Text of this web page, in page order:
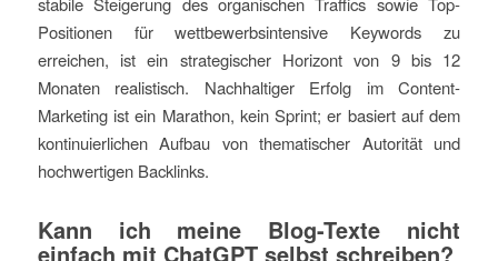
Positionen für wettbewerbsintensive Keywords zu
erreichen, ist ein strategischer Horizont von 9 bis 12
Monaten realistisch. Nachhaltiger Erfolg im Content-
Marketing ist ein Marathon, kein Sprint; er basiert auf dem
kontinuierlichen Aufbau von thematischer Autorität und
hochwertigen Backlinks.
Kann ich meine Blog-Texte nicht
einfach mit ChatGPT selbst schreiben?